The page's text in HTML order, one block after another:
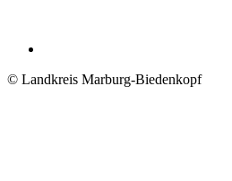
© Landkreis Marburg-Biedenkopf